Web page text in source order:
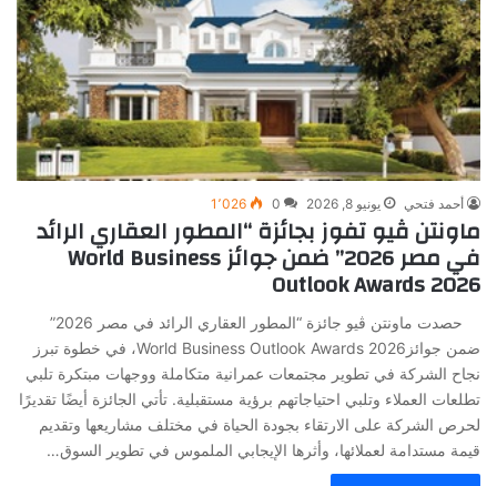
أحمد فتحي يونيو 8, 2026 0 1٬026
ماونتن ڤيو تفوز بجائزة “المطور العقاري الرائد
في مصر 2026” ضمن جوائز World Business
Outlook Awards 2026
حصدت ماونتن ڤيو جائزة “المطور العقاري الرائد في مصر 2026”
ضمن جوائزWorld Business Outlook Awards 2026، في خطوة تبرز
نجاح الشركة في تطوير مجتمعات عمرانية متكاملة ووجهات مبتكرة تلبي
تطلعات العملاء وتلبي احتياجاتهم برؤية مستقبلية. تأتي الجائزة أيضًا تقديرًا
لحرص الشركة على الارتقاء بجودة الحياة في مختلف مشاريعها وتقديم
قيمة مستدامة لعملائها، وأثرها الإيجابي الملموس في تطوير السوق…